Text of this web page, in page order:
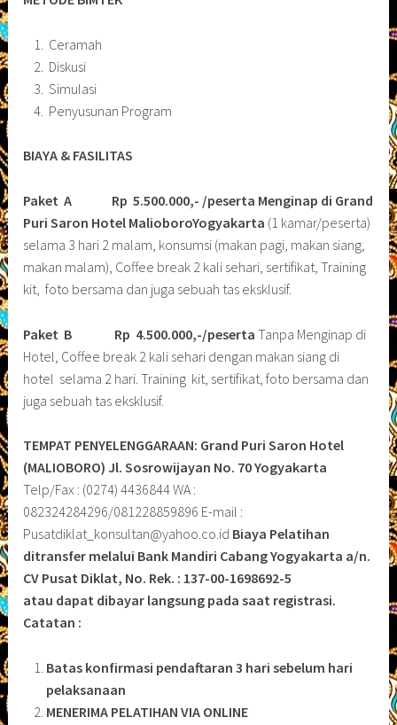
Ceramah
Diskusi
Simulasi
Penyusunan Program
BIAYA & FASILITAS
Paket A Rp 5.500.000,- /peserta Menginap di Grand
Puri Saron Hotel MalioboroYogyakarta (1 kamar/peserta)
selama 3 hari 2 malam, konsumsi (makan pagi, makan siang,
makan malam), Coffee break 2 kali sehari, sertifikat, Training
kit, foto bersama dan juga sebuah tas eksklusif.
Paket B Rp 4.500.000,-/pesertaTanpa Menginap di
Hotel, Coffee break 2 kali sehari dengan makan siang di
hotel selama 2 hari. Training kit, sertifikat, foto bersama dan
juga sebuah tas eksklusif.
TEMPAT PENYELENGGARAAN: Grand Puri Saron Hotel
(MALIOBORO) Jl. Sosrowijayan No. 70 Yogyakarta
Telp/Fax : (0274) 4436844 WA :
082324284296/081228859896 E-mail :
Pusatdiklat_konsultan@yahoo.co.id Biaya Pelatihan
ditransfer melalui Bank Mandiri Cabang Yogyakarta a/n.
CV Pusat Diklat, No. Rek. : 137-00-1698692-5
atau dapat dibayar langsung pada saat registrasi.
Catatan :
Batas konfirmasi pendaftaran 3 hari sebelum hari
pelaksanaan
MENERIMA PELATIHAN VIA ONLINE